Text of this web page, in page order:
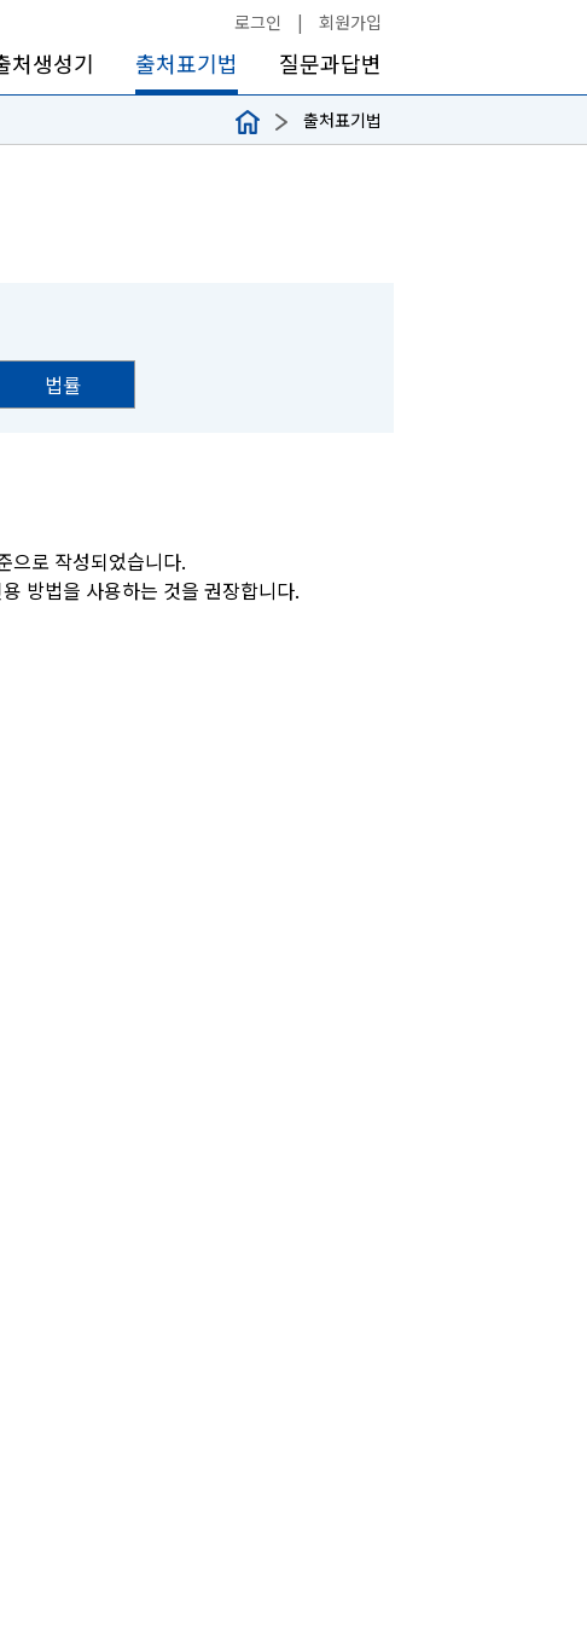
로그인 | 회원가입
처생성기 출처표기법 질문과답변
출처표기법
법률
으로 작성되었습니다.
방법을 사용하는 것을 권장합니다.